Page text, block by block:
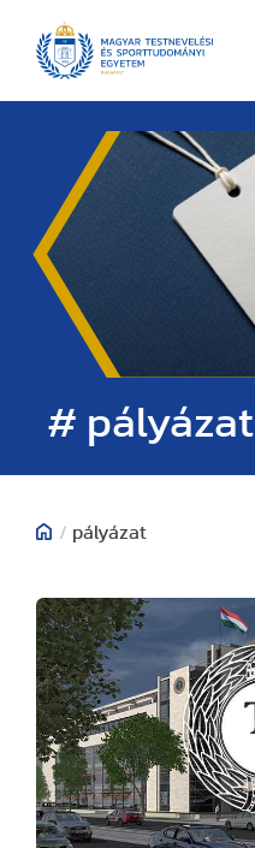
# pályázat
/ pályázat